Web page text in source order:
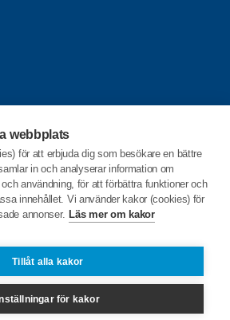
webbplats
för att erbjuda dig som besökare en bättre
in och analyserar information om
användning, för att förbättra funktioner och
innehållet. Vi använder kakor (cookies) för
annonser. Läs mer om kakor
Tillåt alla kakor
för kakor